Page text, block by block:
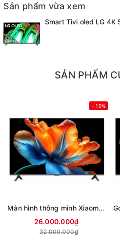
Sản phẩm vừa xem
Smart Tivi oled LG 4K
SẢN PHẨM
- 19%
Màn hình thông minh Xiaomi 4K 85 inch Smart Display S L85MC-STWN (Mới 2026)
26.000.000₫
32.000.000₫